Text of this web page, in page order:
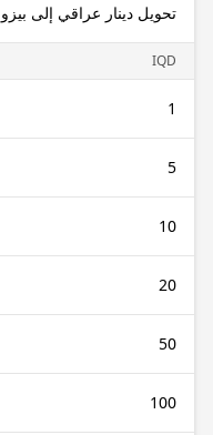
تحويل دينار عراقي إلى بيزو
IQD
1
5
10
20
50
100